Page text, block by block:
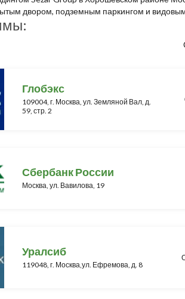
двором, подземным паркингом и
Глобэкс
109004, г. Москва, ул. Земляной Вал, д.
59, стр. 2
Сбербанк России
Москва, ул. Вавилова, 19
Уралсиб
119048, г. Москва,ул. Ефремова, д. 8